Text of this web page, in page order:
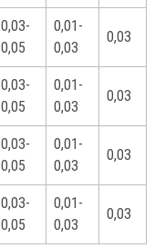
0,03-
0,05
0,01-
0,03
0,03
0,03-
0,05
0,01-
0,03
0,03
0,03-
0,05
0,01-
0,03
0,03
0,03-
0,05
0,01-
0,03
0,03